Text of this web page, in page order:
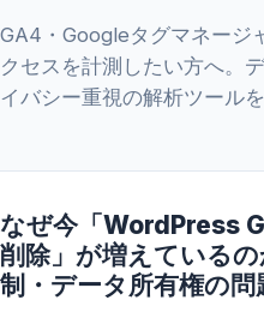
GA4・Googleタグマネージ
クセスを計測したい方へ。
イバシー重視の解析ツールを
なぜ今「WordPress
削除」が増えている
制・データ所有権の問